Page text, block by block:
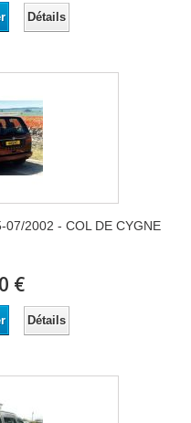
Détails
07/2002 - COL DE CYGNE
€
Détails